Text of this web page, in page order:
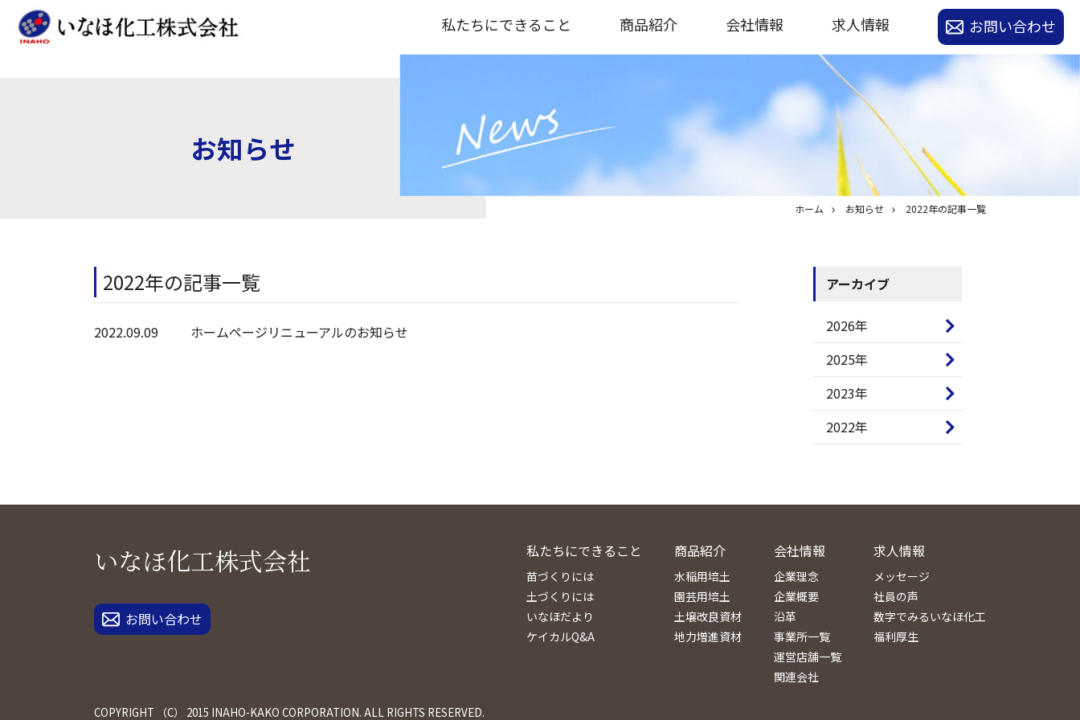
私たちにできること 商品紹介 会社情報 求人情報 お問い合わせ
お知らせ
ホーム お知らせ 2022年の記事一覧
2022年の記事一覧
2022.09.09 ホームページリニューアルのお知らせ
アーカイブ
2026年
2025年
2023年
2022年
いなほ化工株式会社
お問い合わせ
私たちにできること
苗づくりには
土づくりには
いなほだより
ケイカルQ&A
商品紹介
水稲用培土
園芸用培土
土壌改良資材
地力増進資材
会社情報
企業理念
企業概要
沿革
事業所一覧
運営店舗一覧
関連会社
求人情報
メッセージ
社員の声
数字でみるいなほ化工
福利厚生
COPYRIGHT （C） 2015 INAHO-KAKO CORPORATION. ALL RIGHTS RESERVED.